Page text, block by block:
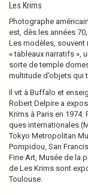
Les Krims
Photographe
est, dès les années
Les modè­les,
« tableaux nar­ra­tifs »,
sorte de temple
mul­ti­tude d’objets qui
Il vit à Buffalo et
Robert Delpire a
Krims à Paris en
ques inter­na­tio­na­les
Tokyo Metropolitan
Pompidou, San
Fine Art, Musée de la
de Les Krims sont
Toulouse.